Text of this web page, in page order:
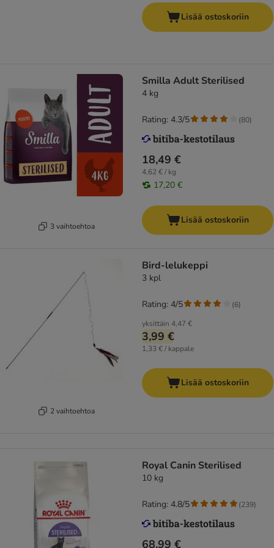
Lisää ostoskoriin
3 vaihtoehtoa
Smilla Adult Sterilised
4 kg
18,49 €
4,62 € / kg
17,20 €
Rating: 4.3/5 (80)
Lisää ostoskoriin
2 vaihtoehtoa
Bird-lelukeppi
3 kpl
yksittäin 4,47 €
3,99 €
1,33 € / kappale
Rating: 4/5 (6)
Lisää ostoskoriin
Royal Canin Sterilised
10 kg
68,99 €
Rating: 4.8/5 (239)